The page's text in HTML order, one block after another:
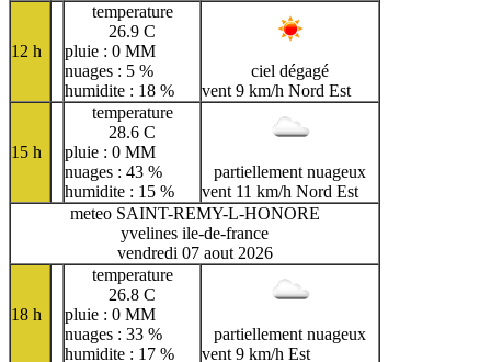
12 h
temperature
26.9 C
pluie : 0 MM
nuages : 5 %
humidite : 18 %
ciel dégagé
vent 9 km/h Nord Est
15 h
temperature
28.6 C
pluie : 0 MM
nuages : 43 %
humidite : 15 %
partiellement nuageux
vent 11 km/h Nord Est
meteo SAINT-REMY-L-HONORE
yvelines ile-de-france
vendredi 07 aout 2026
18 h
temperature
26.8 C
pluie : 0 MM
nuages : 33 %
humidite : 17 %
partiellement nuageux
vent 9 km/h Est